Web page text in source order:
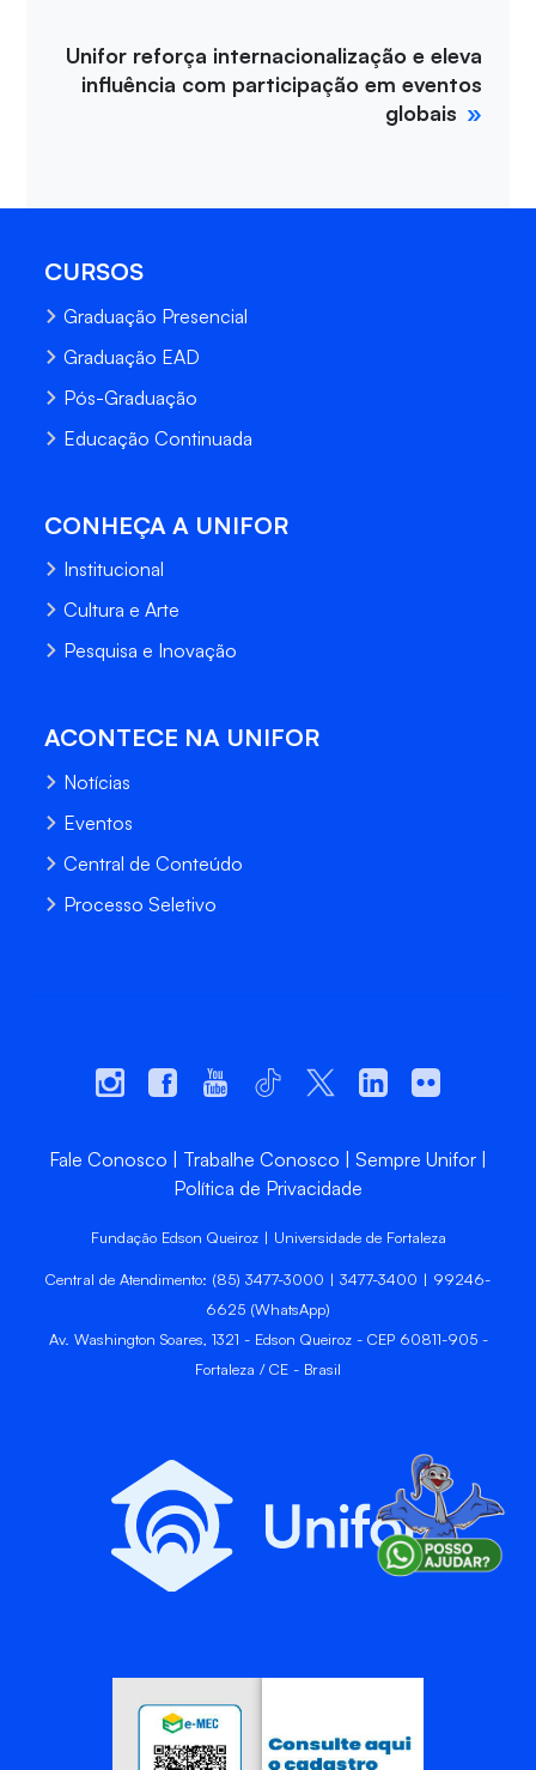
Unifor reforça internacionalização e eleva
influência com participação em eventos
globais
CURSOS
Graduação Presencial
Graduação EAD
Pós-Graduação
Educação Continuada
CONHEÇA A UNIFOR
Institucional
Cultura e Arte
Pesquisa e Inovação
ACONTECE NA UNIFOR
Notícias
Eventos
Central de Conteúdo
Processo Seletivo
Fale Conosco Trabalhe Conosco
Sempre Unifor
Política de Privacidade
Fundação Edson Queiroz | Universidade de Fortaleza
Central de Atendimento: (85) 3477-3000 | 3477-3400 | 99246-
6625 (WhatsApp)
Av. Washington Soares, 1321 - Edson Queiroz - CEP 60811-905 -
Fortaleza / CE - Brasil